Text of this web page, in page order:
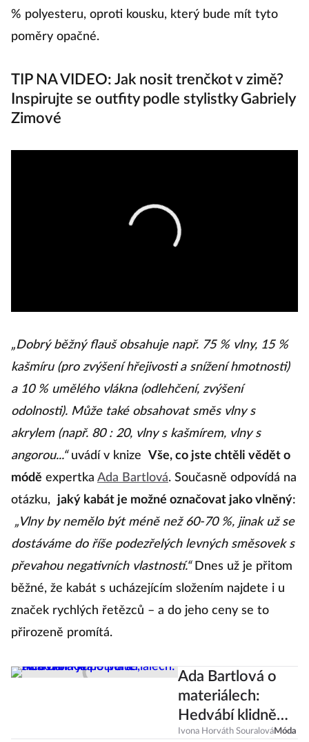
% polyesteru, oproti kousku, který bude mít tyto
poměry opačné.
TIP NA VIDEO: Jak nosit trenčkot v zimě?
Inspirujte se outfity podle stylistky Gabriely
Zimové
„Dobrý běžný flauš obsahuje např. 75 % vlny, 15 %
kašmíru (pro zvýšení hřejivosti a snížení hmotnosti)
a 10 % umělého vlákna (odlehčení, zvýšení
odolnosti). Může také obsahovat směs vlny s
akrylem (např. 80 : 20, vlny s kašmírem, vlny s
angorou...“uvádí v knize
Vše, co jste chtěli vědět o
módě expertka Ada Bartlová. Současně odpovídá na
otázku,
jaký kabát je možné označovat jako vlněný:
„Vlny by nemělo být méně než 60-70 %, jinak už se
dostáváme do říše podezřelých levných směsovek s
převahou negativních vlastností.“ Dnes už je přitom
běžné, že kabát s ucházejícím složením najdete i u
značek rychlých řetězců – a do jeho ceny se to
přirozeně promítá.
Ada Bartlová o
materiálech:
Hedvábí klidně
perte, džínovina
Ivona Horváth SouralováMóda